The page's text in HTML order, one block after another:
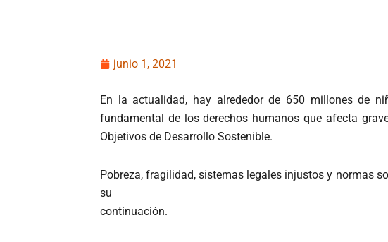
junio 1, 2021
En la actualidad, hay alrededor de 650 millones de
fundamental de los derechos humanos que afecta
Objetivos de Desarrollo Sostenible.
Pobreza, fragilidad, sistemas legales injustos y normas
su
continuación.